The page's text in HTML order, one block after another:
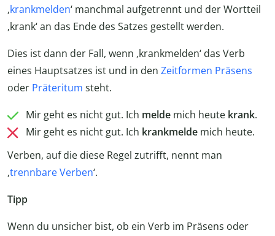
‚krankmelden‘ manchmal aufgetrennt und der Wortteil
‚krank‘ an das Ende des Satzes gestellt werden.
Dies ist dann der Fall, wenn ‚krankmelden‘ das Verb
eines Hauptsatzes ist und in den Zeitformen Präsens
oder Präteritum steht.
Mir geht es nicht gut. Ich melde mich heute krank.
Mir geht es nicht gut. Ich krankmelde mich heute.
Verben, auf die diese Regel zutrifft, nennt man
‚trennbare Verben‘.
Tipp
Wenn du unsicher bist, ob ein Verb im Präsens oder